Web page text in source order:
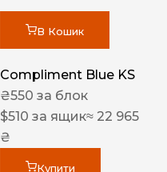
В Кошик
Compliment Blue KS
₴550 за блок
$510 за ящик≈ 22 965
₴
Купити